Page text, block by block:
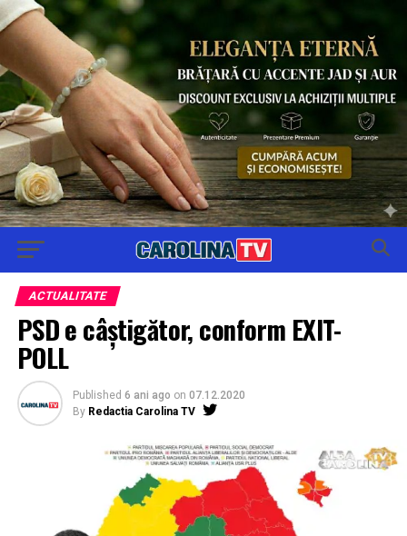
ACTUALITATE
PSD e câștigător, conform EXIT-
POLL
Published 6 ani ago on 07.12.2020
By Redactia Carolina TV